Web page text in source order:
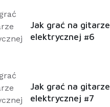
Jak grać na gitarze
elektrycznej #6
Jak grać na gitarze
elektrycznej #7